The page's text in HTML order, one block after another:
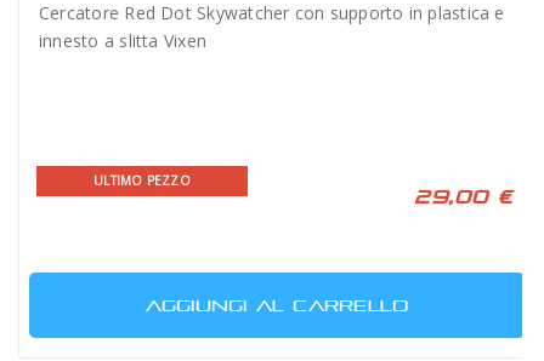
Cercatore Red Dot Skywatcher con supporto in plastica e
innesto a slitta Vixen
ULTIMO PEZZO
29,00 €
AGGIUNGI AL CARRELLO